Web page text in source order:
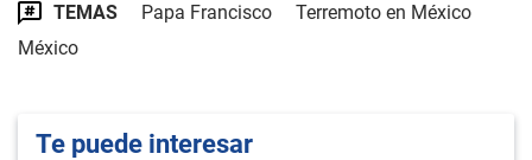
TEMAS Papa Francisco
Terremoto en México
México
Te puede interesar